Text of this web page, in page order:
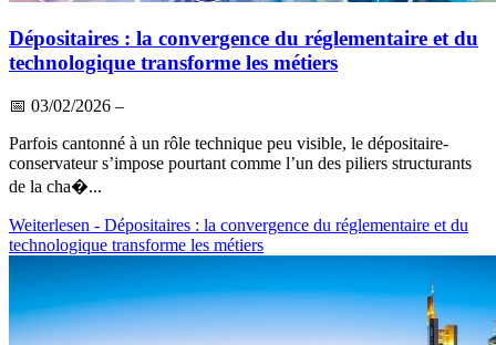
Dépositaires : la convergence du réglementaire et du
technologique transforme les métiers
📅 03/02/2026 –
Parfois cantonné à un rôle technique peu visible, le dépositaire-
conservateur s’impose pourtant comme l’un des piliers structurants
de la cha�...
Weiterlesen - Dépositaires : la convergence du réglementaire et du
technologique transforme les métiers